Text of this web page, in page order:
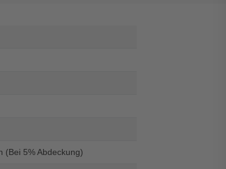
(Bei 5% Abdeckung)